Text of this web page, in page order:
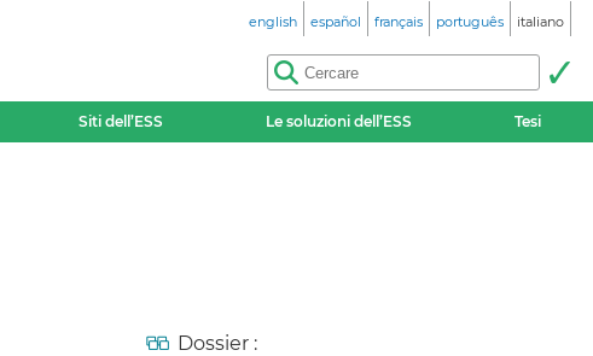
english español français português italiano
Siti dell’ESS Le soluzioni dell’ESS Tesi
Dossier :